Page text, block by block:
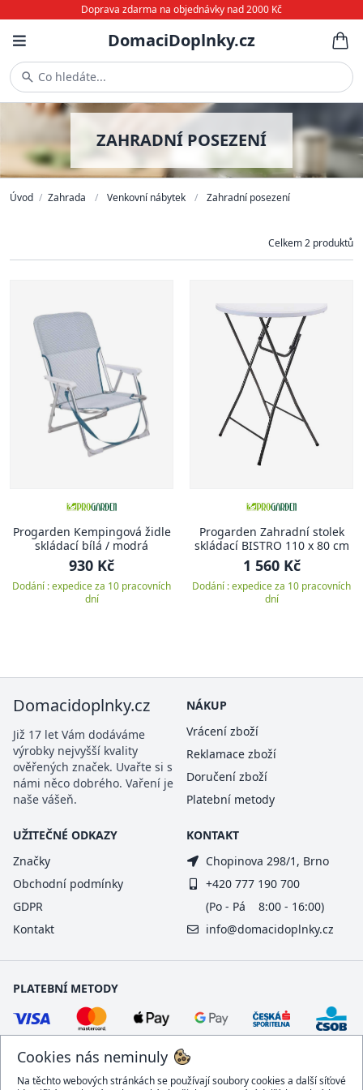
Doprava zdarma na objednávky nad 2000 Kč
DomaciDoplnky.cz
Co hledáte...
ZAHRADNÍ POSEZENÍ
Úvod / Zahrada / Venkovní nábytek / Zahradní posezení
Celkem 2 produktů
Progarden Kempingová židle
skládací bílá / modrá
930 Kč
Dodání : expedice za 10 pracovních
dní
Progarden Zahradní stolek
skládací BISTRO 110 x 80 cm
1 560 Kč
Dodání : expedice za 10 pracovních
dní
Cookies nás neminuly
Na těchto webových stránkách se používají soubory cookies a další síťové
Domacidoplnky.cz
Již 17 let Vám dodáváme
výrobky nejvyšší kvality
ověřených značek. Uvařte si s
námi něco dobrého. Vaření je
naše vášeň.
NÁKUP
Vrácení zboží
Reklamace zboží
Doručení zboží
Platební metody
UŽITEČNÉ ODKAZY
Značky
Obchodní podmínky
GDPR
Kontakt
KONTAKT
Chopinova 298/1, Brno
+420 777 190 700
(Po - Pá 8:00 - 16:00)
info@domacidoplnky.cz
PLATEBNÍ METODY